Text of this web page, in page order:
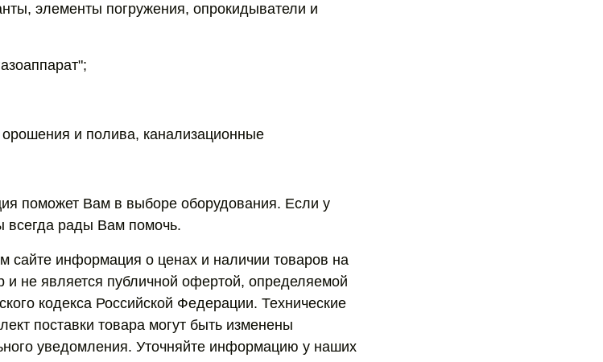
элементы погружения, опрокидыватели и
и полива, канализационные
поможет Вам в выборе оборудования. Если у
всегда рады Вам помочь.
информация о ценах и наличии товаров на
и не является публичной офертой, определяемой
кодекса Российской Федерации. Технические
поставки товара могут быть изменены
уведомления. Уточняйте информацию у наших